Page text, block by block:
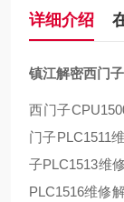
详细介绍
镇江解密西门
西门子
门子PLC1511
子PLC1513维
PLC1516维修